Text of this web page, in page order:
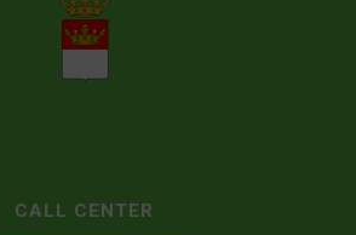
CALL CENTER